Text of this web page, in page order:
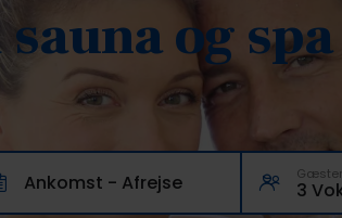
og spa
Ankomst - Afrejse Gæster